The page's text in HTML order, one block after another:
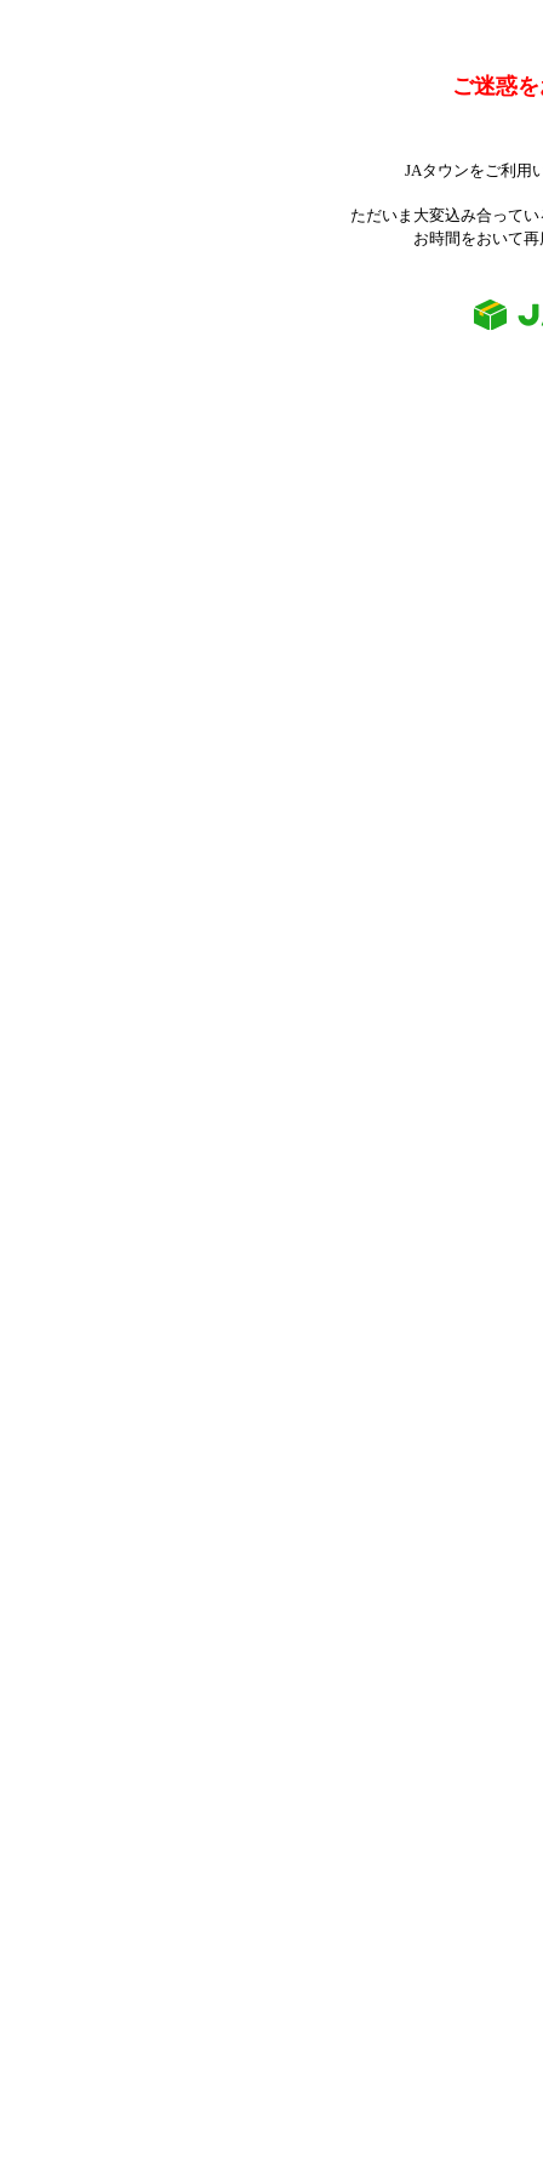
ご迷惑
JAタウンをご利用
ただいま大変込み合って
お時間をおいて